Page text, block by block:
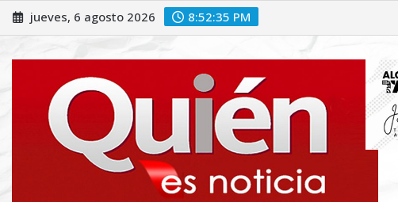
Saltar
al
jueves, 6 agosto 2026 8:52:36 PM